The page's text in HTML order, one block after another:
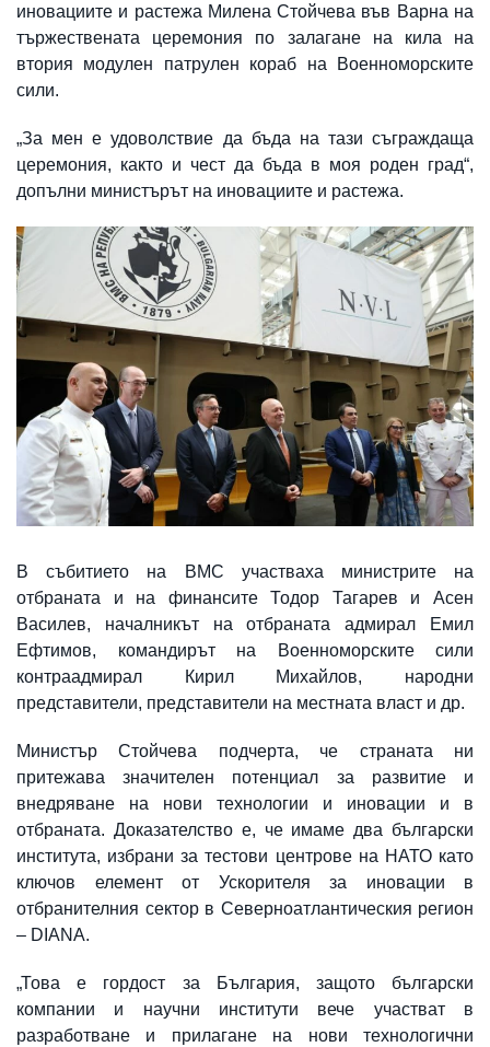
иновациите и растежа Милена Стойчева във Варна на
тържествената церемония по залагане на кила на
втория модулен патрулен кораб на Военноморските
сили.
„За мен е удоволствие да бъда на тази съграждаща
церемония, както и чест да бъда в моя роден град“,
допълни министърът на иновациите и растежа.
В събитието на ВМС участваха министрите на
отбраната и на финансите Тодор Тагарев и Асен
Василев, началникът на отбраната адмирал Емил
Ефтимов, командирът на Военноморските сили
контраадмирал Кирил Михайлов, народни
представители, представители на местната власт и др.
Министър Стойчева подчерта, че страната ни
притежава значителен потенциал за развитие и
внедряване на нови технологии и иновации и в
отбраната. Доказателство е, че имаме два български
института, избрани за тестови центрове на НАТО като
ключов елемент от Ускорителя за иновации в
отбранителния сектор в Северноатлантическия регион
– DIANA.
„Това е гордост за България, защото български
компании и научни институти вече участват в
разработване и прилагане на нови технологични